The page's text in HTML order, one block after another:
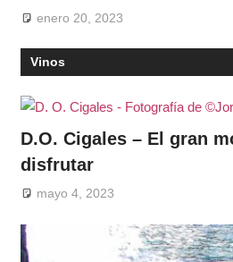
enero 20, 2023
Vinos
D.O. Cigales – El gran
disfrutar
mayo 4, 2023